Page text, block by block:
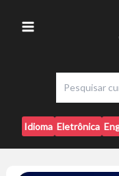
Menu
Idioma Eletrônica
Guilherme